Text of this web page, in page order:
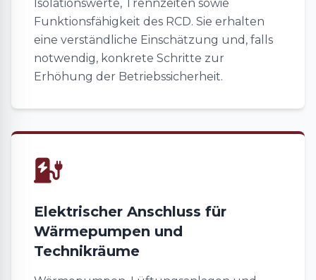
Isolationswerte, Trennzeiten sowie
Funktionsfähigkeit des RCD. Sie erhalten
eine verständliche Einschätzung und, falls
notwendig, konkrete Schritte zur
Erhöhung der Betriebssicherheit.
Elektrischer Anschluss für
Wärmepumpen und
Technikräume